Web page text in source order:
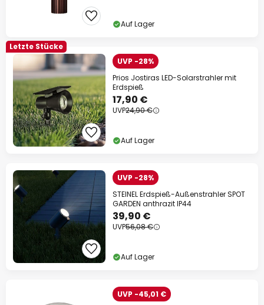
Auf Lager
Letzte Stücke
UVP -28%
Prios Jostiras LED-Solarstrahler mit
Erdspieß
17,90 €
UVP24,90 €
Auf Lager
UVP -28%
STEINEL Erdspieß-Außenstrahler SPOT
GARDEN anthrazit IP44
39,90 €
UVP56,08 €
Auf Lager
UVP -45,01 €